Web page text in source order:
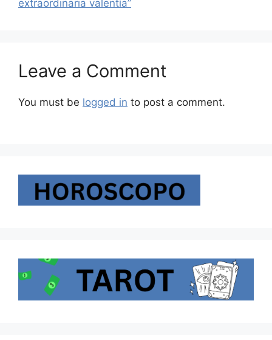
extraordinaria valentía”
Leave a Comment
You must be logged in to post a comment.